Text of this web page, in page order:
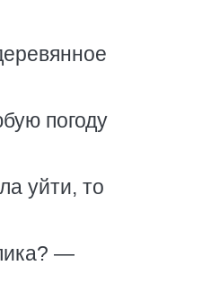
погоду
уйти, то
—